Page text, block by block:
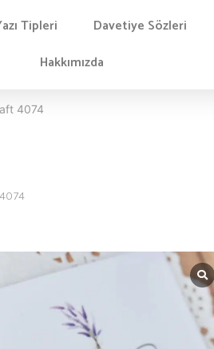
Tipleri Davetiye Sözleri
Hakkımızda
4074